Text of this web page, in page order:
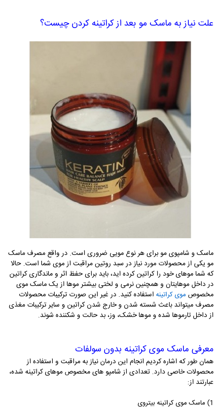
علت نیاز به ماسک مو بعد از کراتینه کردن چیست؟
ماسک و شامپوی مو برای هر نوع مویی ضروری است. در واقع مصرف ماسک
مو یکی از محصولات مورد نیاز در سبد روتین مراقبت از موی شما است. حالا
که شما موهای خود را کراتین کرده اید، باید برای حفظ اثر و ماندگاری کراتین
در داخل موهایتان و همچنین نرمی و لختی بیشتر موها از یک ماسک موی
مخصوصموی کراتینه استفاده کنید. در غیر این صورت ترکیبات محصولات
مصرف میتواند باعث شسته شدن و خارج شدن کراتین و سایر ترکیبات مغذی
از داخل تارموها شده و موها خشک، وز، بد حالت و شکننده شوند.
معرفی ماسک موی کراتینه بدون سولفات
همان طور که اشاره کردیم انجام این درمان نیاز به مراقبت و استفاده از
محصولات خاصی دارد. تعدادی از شامپو های مخصوص موهای کراتینه شده،
عبارتند از:
1) ماسک موی کراتینه بیتروی